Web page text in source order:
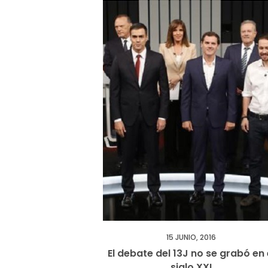
k
15 JUNIO, 2016
El debate del 13J no se grabó en